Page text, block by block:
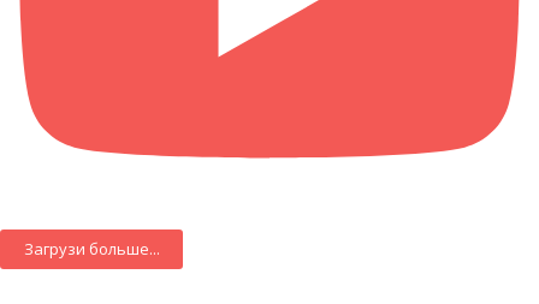
Загрузи больше...